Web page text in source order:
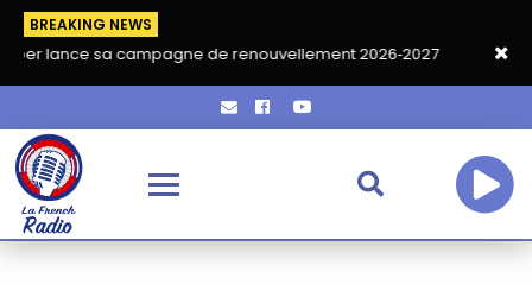
BREAKING NEWS
campagne de renouvellement 2026‑2027 Grand café de